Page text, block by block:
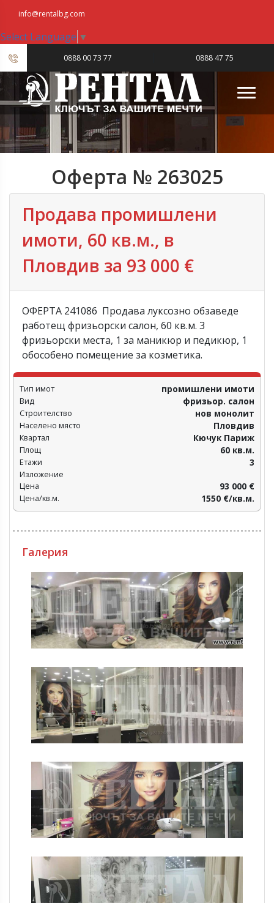
info@rentalbg.com
Select Language ▼
0888 00 73 77 0888 47 75
23
Оферта № 263025
Продава промишлени
имоти, 60 кв.м., в
Пловдив‎ за 93 000 €
ОФЕРТА 241086 Продава луксозно обзаведе
работещ фризьорски салон, 60 кв.м. 3
фризьорски места, 1 за маникюр и педикюр, 1
обособено помещение за козметика.
Тип имот промишлени имоти
Вид фризьор. салон
Строителство нов монолит
Населено място Пловдив‎
Квартал Кючук Париж
Площ 60 кв.м.
Етажи 3
Изложение
Цена
93 000 €
Цена/кв.м. 1550 €/кв.м.
Галерия